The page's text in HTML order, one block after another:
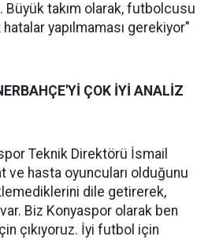
Büyük takım olarak, futbolcusu
yapılmaması gerekiyor"
ÇOK İYİ ANALİZ
Teknik Direktörü İsmail
ve hasta oyuncuları olduğunu
dile getirerek,
Biz Konyaspor olarak ben
çıkıyoruz. İyi futbol için